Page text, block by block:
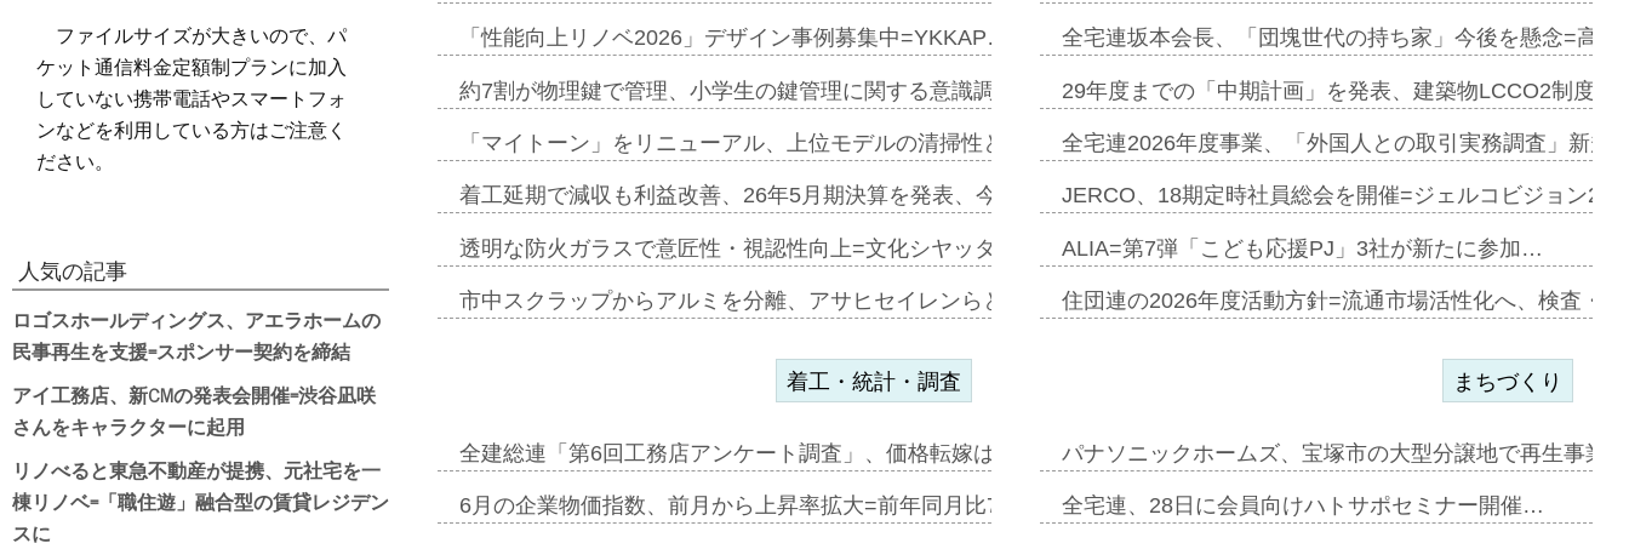
「性能向上リノベ2026」デザイン事例募集中=YKKAP…
約7割が物理鍵で管理、小学生の鍵管理に関する意識調査=Nature…
「マイトーン」をリニューアル、上位モデルの清掃性と安全性追加=リンナ…
着工延期で減収も利益改善、26年5月期決算を発表、今期は増収見込む=…
透明な防火ガラスで意匠性・視認性向上=文化シヤッター…
市中スクラップからアルミを分離、アサヒセイレンらと協働開発開始=三協…
全宅連坂本会長、「団塊世代の持ち家」今後を懸念=高
29年度までの「中期計画」を発表、建築物LCCO2制度
全宅連2026年度事業、「外国人との取引実務調査」新規
JERCO、18期定時社員総会を開催=ジェルコビジョン
ALIA=第7弾「こども応援PJ」3社が新たに参加…
住団連の2026年度活動方針=流通市場活性化へ、検査・
着工・統計・調査
全建総連「第6回工務店アンケート調査」、価格転嫁は十分に進まず=「物…
6月の企業物価指数、前月から上昇率拡大=前年同月比7・1%上昇…
まちづくり
パナソニックホームズ、宝塚市の大型分譲地で再生事業
全宅連、28日に会員向けハトサポセミナー開催…
ファイルサイズが大きいので、パ
ケット通信料金定額制プランに加入
していない携帯電話やスマートフォ
ンなどを利用している方はご注意く
ださい。
人気の記事
ロゴスホールディングス、アエラホームの
民事再生を支援=スポンサー契約を締結
アイ工務店、新CMの発表会開催=渋谷凪咲
さんをキャラクターに起用
リノべると東急不動産が提携、元社宅を一
棟リノベ=「職住遊」融合型の賃貸レジデン
スに